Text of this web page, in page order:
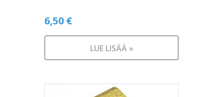
6,50 €
LUE LISÄÄ »